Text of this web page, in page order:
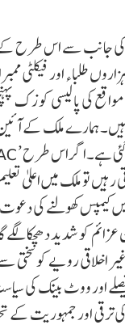
کی جانب سے اس طرح
طلباء اور
کی پالیسی کو زک
ہیں۔ ہمارے ملک
تو ملک میں اعلیٰ
میں کیمپس کھولنے کی
کو شدید دھچکا
رویے کو سختی
فیصلے اور ووٹ بینک
ترقی اور جمہوریت